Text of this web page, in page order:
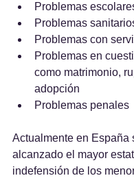
Problemas
Problemas
Problemas con
Problemas en
como matrimonio,
adopción
Problemas penales
Actualmente en España
alcanzado el mayor
indefensión de los